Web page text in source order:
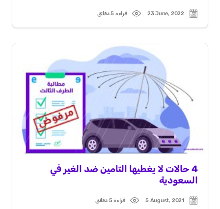
Post
date
23 June, 2022
Read
time
قراءة 5 دقائق
4 حالات لا يغطيها التامين ضد الغير في
السعودية
Post
5 August, 2021
Read
قراءة 5 دقائق